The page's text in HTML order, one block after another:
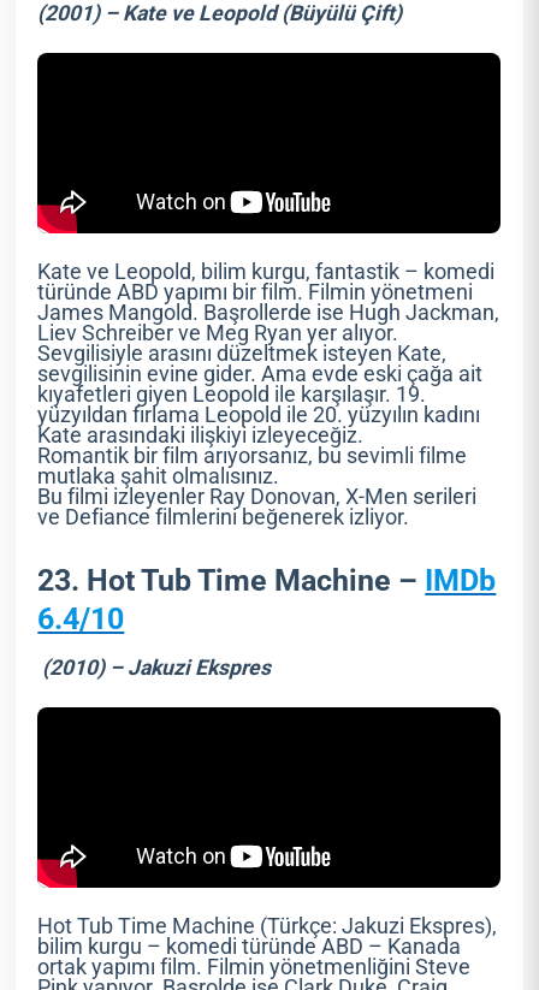
(2001) – Kate ve Leopold (Büyülü Çift)
Kate ve Leopold, bilim kurgu, fantastik – komedi
türünde ABD yapımı bir film. Filmin yönetmeni
James Mangold. Başrollerde ise Hugh Jackman,
Liev Schreiber ve Meg Ryan yer alıyor.
Sevgilisiyle arasını düzeltmek isteyen Kate,
sevgilisinin evine gider. Ama evde eski çağa ait
kıyafetleri giyen Leopold ile karşılaşır. 19.
yüzyıldan fırlama Leopold ile 20. yüzyılın kadını
Kate arasındaki ilişkiyi izleyeceğiz.
Romantik bir film arıyorsanız, bu sevimli filme
mutlaka şahit olmalısınız.
Bu filmi izleyenler Ray Donovan, X-Men serileri
ve Defiance filmlerini beğenerek izliyor.
23. Hot Tub Time Machine – IMDb
6.4/10
(2010) – Jakuzi Ekspres
Hot Tub Time Machine (Türkçe: Jakuzi Ekspres),
bilim kurgu – komedi türünde ABD – Kanada
ortak yapımı film. Filmin yönetmenliğini Steve